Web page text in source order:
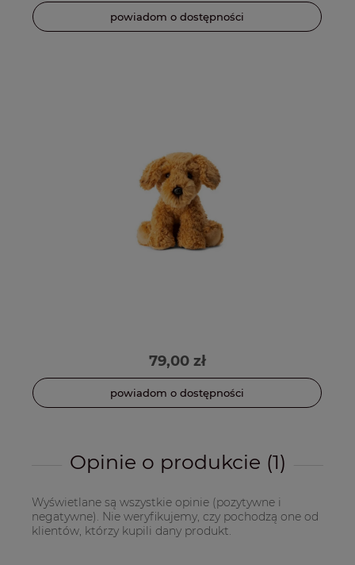
powiadom o dostępności
79,00 zł
powiadom o dostępności
Opinie o produkcie (1)
Wyświetlane są wszystkie opinie (pozytywne i
negatywne). Nie weryfikujemy, czy pochodzą one od
klientów, którzy kupili dany produkt.